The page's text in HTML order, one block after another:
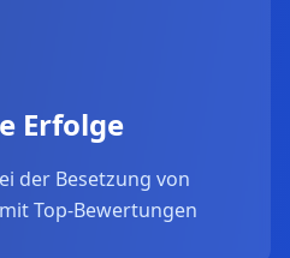
Erfolge
der Besetzung von
Top-Bewertungen